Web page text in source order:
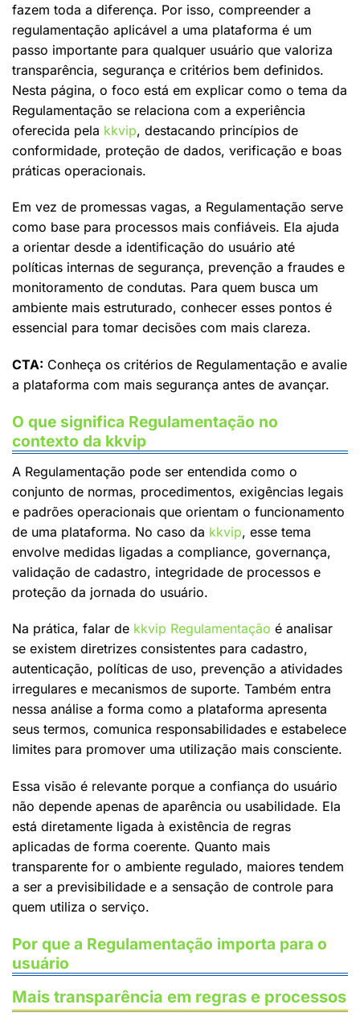
fazem toda a diferença. Por isso, compreender a
regulamentação aplicável a uma plataforma é um
passo importante para qualquer usuário que valoriza
transparência, segurança e critérios bem definidos.
Nesta página, o foco está em explicar como o tema da
Regulamentação se relaciona com a experiência
oferecida pela kkvip, destacando princípios de
conformidade, proteção de dados, verificação e boas
práticas operacionais.
Em vez de promessas vagas, a Regulamentação serve
como base para processos mais confiáveis. Ela ajuda
a orientar desde a identificação do usuário até
políticas internas de segurança, prevenção a fraudes e
monitoramento de condutas. Para quem busca um
ambiente mais estruturado, conhecer esses pontos é
essencial para tomar decisões com mais clareza.
CTA: Conheça os critérios de Regulamentação e avalie
a plataforma com mais segurança antes de avançar.
O que significa Regulamentação no
contexto da kkvip
A Regulamentação pode ser entendida como o
conjunto de normas, procedimentos, exigências legais
e padrões operacionais que orientam o funcionamento
de uma plataforma. No caso da kkvip, esse tema
envolve medidas ligadas a compliance, governança,
validação de cadastro, integridade de processos e
proteção da jornada do usuário.
Na prática, falar de kkvip Regulamentação é analisar
se existem diretrizes consistentes para cadastro,
autenticação, políticas de uso, prevenção a atividades
irregulares e mecanismos de suporte. Também entra
nessa análise a forma como a plataforma apresenta
seus termos, comunica responsabilidades e estabelece
limites para promover uma utilização mais consciente.
Essa visão é relevante porque a confiança do usuário
não depende apenas de aparência ou usabilidade. Ela
está diretamente ligada à existência de regras
aplicadas de forma coerente. Quanto mais
transparente for o ambiente regulado, maiores tendem
a ser a previsibilidade e a sensação de controle para
quem utiliza o serviço.
Por que a Regulamentação importa para o
usuário
Mais transparência em regras e processos